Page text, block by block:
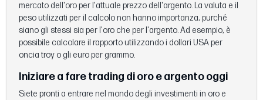
mercato dell'oro per l'attuale prezzo dell'argento. La valuta e il
peso utilizzati per il calcolo non hanno importanza, purché
siano gli stessi sia per l'oro che per l'argento. Ad esempio, è
possibile calcolare il rapporto utilizzando i dollari USA per
oncia troy o gli euro per grammo.
Iniziare a fare trading di oro e argento oggi
Siete pronti a entrare nel mondo degli investimenti in oro e